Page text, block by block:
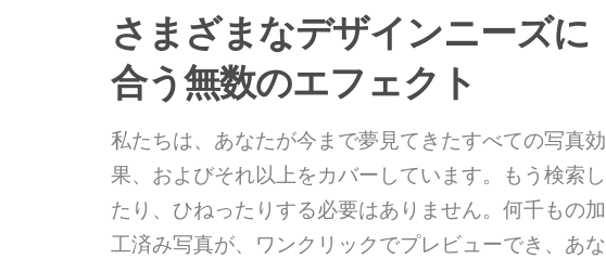
さまざまなデザインニーズに
合う無数のエフェクト
私たちは、あなたが今まで夢見てきたすべての写真効
果、およびそれ以上をカバーしています。もう検索し
たり、ひねったりする必要はありません。何千もの加
工済み写真が、ワンクリックでプレビューでき、あな